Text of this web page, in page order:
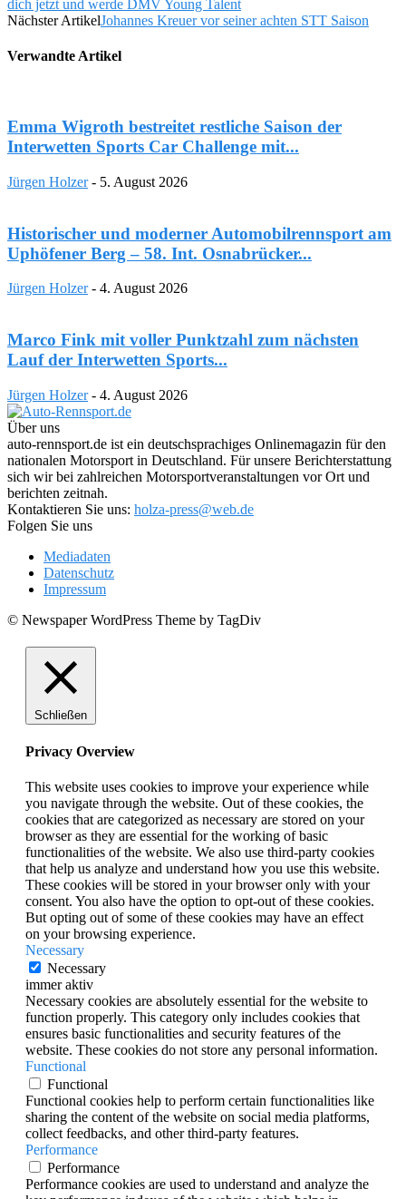
dich jetzt und werde DMV Young Talent
Nächster ArtikelJohannes Kreuer vor seiner achten STT Saison
Verwandte Artikel
Emma Wigroth bestreitet restliche Saison der
Interwetten Sports Car Challenge mit...
Jürgen Holzer - 5. August 2026
Historischer und moderner Automobilrennsport am
Uphöfener Berg – 58. Int. Osnabrücker...
Jürgen Holzer - 4. August 2026
Marco Fink mit voller Punktzahl zum nächsten
Lauf der Interwetten Sports...
Jürgen Holzer - 4. August 2026
Über uns
auto-rennsport.de ist ein deutschsprachiges Onlinemagazin für den
nationalen Motorsport in Deutschland. Für unsere Berichterstattung
sich wir bei zahlreichen Motorsportveranstaltungen vor Ort und
berichten zeitnah.
Kontaktieren Sie uns: holza-press@web.de
Folgen Sie uns
Mediadaten
Datenschutz
Impressum
© Newspaper WordPress Theme by TagDiv
Schließen
Privacy Overview
This website uses cookies to improve your experience while
you navigate through the website. Out of these cookies, the
cookies that are categorized as necessary are stored on your
browser as they are essential for the working of basic
functionalities of the website. We also use third-party cookies
that help us analyze and understand how you use this website.
These cookies will be stored in your browser only with your
consent. You also have the option to opt-out of these cookies.
But opting out of some of these cookies may have an effect
on your browsing experience.
Necessary
Necessary
immer aktiv
Necessary cookies are absolutely essential for the website to
function properly. This category only includes cookies that
ensures basic functionalities and security features of the
website. These cookies do not store any personal information.
Functional
Functional
Functional cookies help to perform certain functionalities like
sharing the content of the website on social media platforms,
collect feedbacks, and other third-party features.
Performance
Performance
Performance cookies are used to understand and analyze the